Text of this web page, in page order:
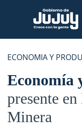
ECONOMIA Y
Economía
presente
Minera